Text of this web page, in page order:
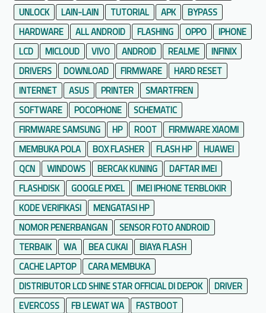
UNLOCK
LAIN-LAIN TUTORIAL APK
BYPASS
HARDWARE
ALL ANDROID FLASHING OPPO
IPHONE
LCD
MICLOUD VIVO ANDROID REALME
INFINIX
DRIVERS
DOWNLOAD FIRMWARE
HARD RESET
INTERNET
ASUS PRINTER
SMARTFREN
SOFTWARE
POCOPHONE
SCHEMATIC
FIRMWARE SAMSUNG
HP ROOT
FIRMWARE XIAOMI
MEMBUKA POLA
BOX FLASHER FLASH HP
HUAWEI
QCN
WINDOWS BERCAK KUNING
DAFTAR IMEI
FLASHDISK
GOOGLE PIXEL
IMEI IPHONE TERBLOKIR
KODE VERIFIKASI
MENGATASI HP
NOMOR PENERBANGAN
SENSOR FOTO ANDROID
TERBAIK
WA BEA CUKAI
BIAYA FLASH
CACHE LAPTOP
CARA MEMBUKA
DISTRIBUTOR LCD SHINE STAR OFFICIAL DI DEPOK
DRIVER
EVERCOSS
FB LEWAT WA
FASTBOOT